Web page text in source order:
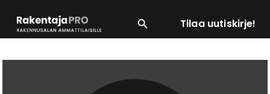
Tilaa uutiskirje!
SUOSITUIMMAT ENERGIA LVI